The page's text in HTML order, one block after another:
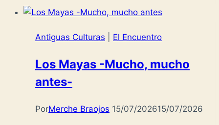
Antiguas Culturas El Encuentro
Los Mayas -Mucho, mucho
antes-
PorMerche Braojos 15/07/202615/07/2026